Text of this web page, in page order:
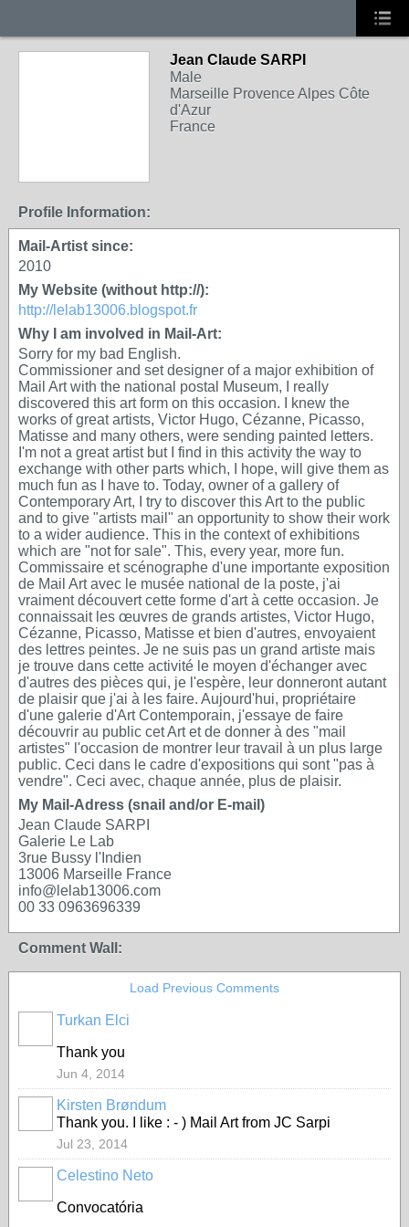
Jean Claude SARPI
Male
Marseille Provence Alpes Côte
d'Azur
France
Profile Information:
Mail-Artist since:
2010
My Website (without http://):
http://lelab13006.blogspot.fr
Why I am involved in Mail-Art:
Sorry for my bad English.
Commissioner and set designer of a major exhibition of
Mail Art with the national postal Museum, I really
discovered this art form on this occasion. I knew the
works of great artists, Victor Hugo, Cézanne, Picasso,
Matisse and many others, were sending painted letters.
I'm not a great artist but I find in this activity the way to
exchange with other parts which, I hope, will give them as
much fun as I have to. Today, owner of a gallery of
Contemporary Art, I try to discover this Art to the public
and to give "artists mail" an opportunity to show their work
to a wider audience. This in the context of exhibitions
which are "not for sale". This, every year, more fun.
Commissaire et scénographe d'une importante exposition
de Mail Art avec le musée national de la poste, j'ai
vraiment découvert cette forme d'art à cette occasion. Je
connaissait les œuvres de grands artistes, Victor Hugo,
Cézanne, Picasso, Matisse et bien d'autres, envoyaient
des lettres peintes. Je ne suis pas un grand artiste mais
je trouve dans cette activité le moyen d'échanger avec
d'autres des pièces qui, je l'espère, leur donneront autant
de plaisir que j'ai à les faire. Aujourd'hui, propriétaire
d'une galerie d'Art Contemporain, j'essaye de faire
découvrir au public cet Art et de donner à des "mail
artistes" l'occasion de montrer leur travail à un plus large
public. Ceci dans le cadre d'expositions qui sont "pas à
vendre". Ceci avec, chaque année, plus de plaisir.
My Mail-Adress (snail and/or E-mail)
Jean Claude SARPI
Galerie Le Lab
3rue Bussy l'Indien
13006 Marseille France
info@lelab13006.com
00 33 0963696339
Comment Wall:
Load Previous Comments
Turkan Elci
Thank you
Jun 4, 2014
Kirsten Brøndum
Thank you. I like : - ) Mail Art from JC Sarpi
Jul 23, 2014
Celestino Neto
Convocatória